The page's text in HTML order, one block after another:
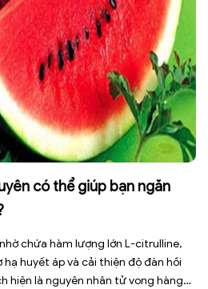
có thể giúp bạn ngăn
chứa hàm lượng lớn L-citrulline,
hạ huyết áp và cải thiện độ đàn hồi
hiện là nguyên nhân tử vong hàng